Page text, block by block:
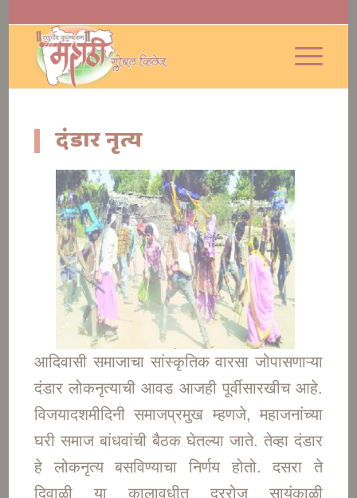
दंडार नृत्य
आदिवासी समाजाचा सांस्कृतिक वारसा जोपासणाऱ्या
दंडार लोकनृत्याची आवड आजही पूर्वीसारखीच आहे.
विजयादशमीदिनी समाजप्रमुख म्हणजे, महाजनांच्या
घरी समाज बांधवांची बैठक घेतल्या जाते. तेव्हा दंडार
हे लोकनृत्य बसविण्याचा निर्णय होतो. दसरा ते
दिवाळी या कालावधीत दररोज सायंकाळी